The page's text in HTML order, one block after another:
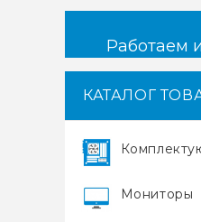
Работаем
КАТАЛОГ
Мониторы